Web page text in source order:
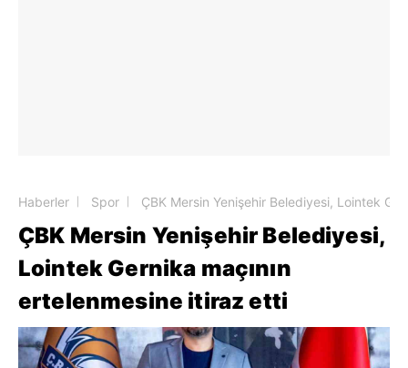
Haberler Spor ÇBK Mersin Yenişehir Belediyesi, Lointek
ÇBK Mersin Yenişehir Belediyesi,
Lointek Gernika maçının
ertelenmesine itiraz etti